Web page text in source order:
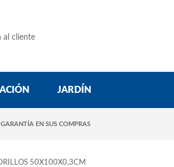
al cliente
JARDÍN
EN SUS COMPRAS
50X100X0,3CM